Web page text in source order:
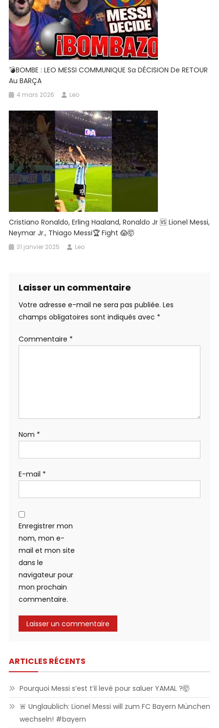
💣BOMBE : LEO MESSI COMMUNIQUE Sa DÉCISION De RETOUR
Au BARÇA
4 mars 2026 Leo
Cristiano Ronaldo, Erling Haaland, Ronaldo Jr 🆚 Lionel Messi,
Neymar Jr., Thiago Messi🏆 Fight 😱🤯
31 janvier 2025 Leo
Laisser un commentaire
Votre adresse e-mail ne sera pas publiée. Les
champs obligatoires sont indiqués avec *
Commentaire *
Nom *
E-mail *
Enregistrer mon
nom, mon e-
mail et mon site
dans le
navigateur pour
mon prochain
commentaire.
ARTICLES RÉCENTS
Pourquoi Messi s’est t’il levé pour saluer YAMAL ?🤯
🚨 Unglaublich: Lionel Messi will zum FC Bayern München
wechseln! #bayern